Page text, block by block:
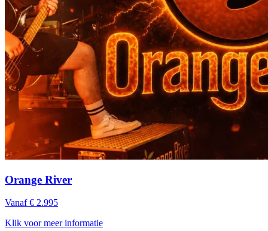
Orange River
Vanaf € 2.995
Klik voor meer informatie